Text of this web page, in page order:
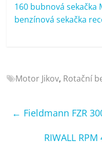
porovnání
Elektro
notebooky,
kávovary,
160 bubnová sekačka
benzínová sekačka
Motor Jikov, Rotační
← Fieldmann FZR
RIWALL